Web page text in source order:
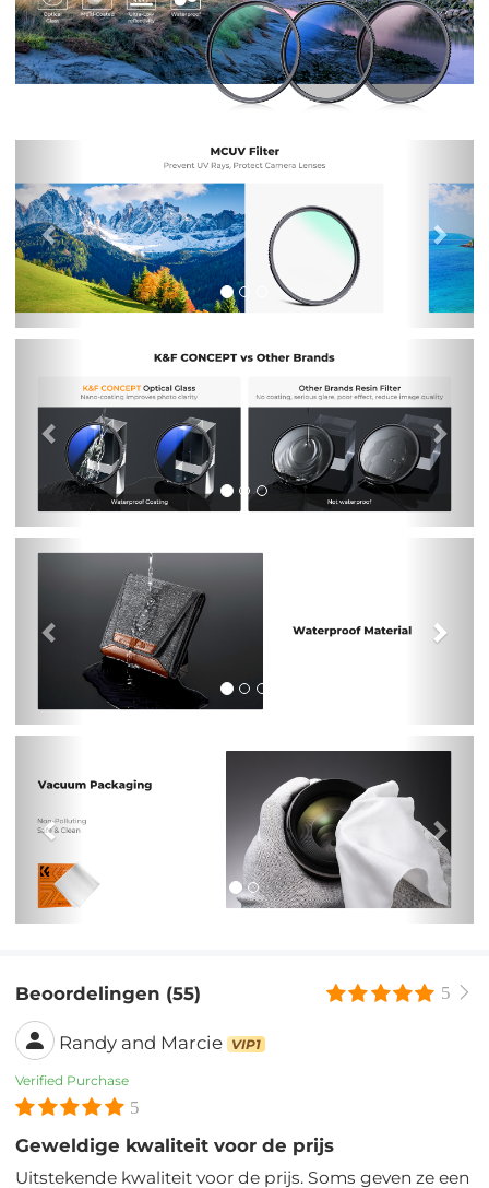
Previous
Next
Beoordelingen (55) 5
Randy and Marcie VIP1
Verified Purchase
5
Geweldige kwaliteit voor de prijs
Uitstekende kwaliteit voor de prijs. Soms geven ze een